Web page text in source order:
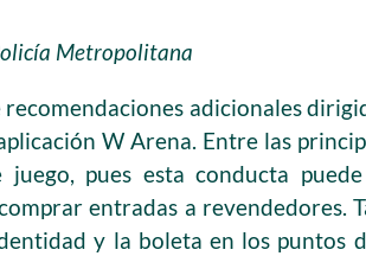
Metropolitana
adicionales
W Arena. Entre las
pues esta conducta
entradas a revendedores.
y la boleta en los puntos